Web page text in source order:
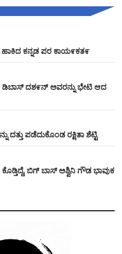
ಕನ್ನಡ ಪರ ಕಾಯ೯ಕತ೯
ಡಿಬಾಸ್ ದಶ೯ನ್ ಅವರನ್ನು ಭೇಟಿ ಆದ
ಪಡೆದುಕೊಂಡ ರಕ್ಷಿತಾ ಶೆಟ್ಟಿ
ಕೊಡ್ತಿದ್ದೆ, ಬಿಗ್ ಬಾಸ್ ಅಶ್ವಿನಿ ಗೌಡ ಭಾವುಕ